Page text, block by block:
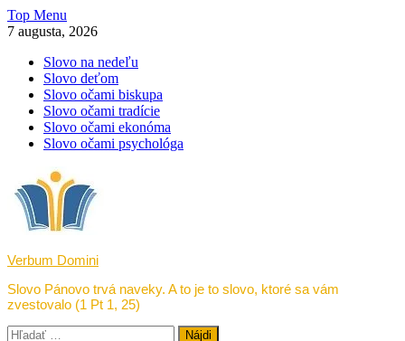
Skip
to
Top Menu
7 augusta, 2026
Slovo na nedeľu
Slovo deťom
Slovo očami biskupa
Slovo očami tradície
Slovo očami ekonóma
Slovo očami psychológa
Verbum Domini
Slovo Pánovo trvá naveky. A to je to slovo, ktoré sa vám
zvestovalo (1 Pt 1, 25)
Hľadať: